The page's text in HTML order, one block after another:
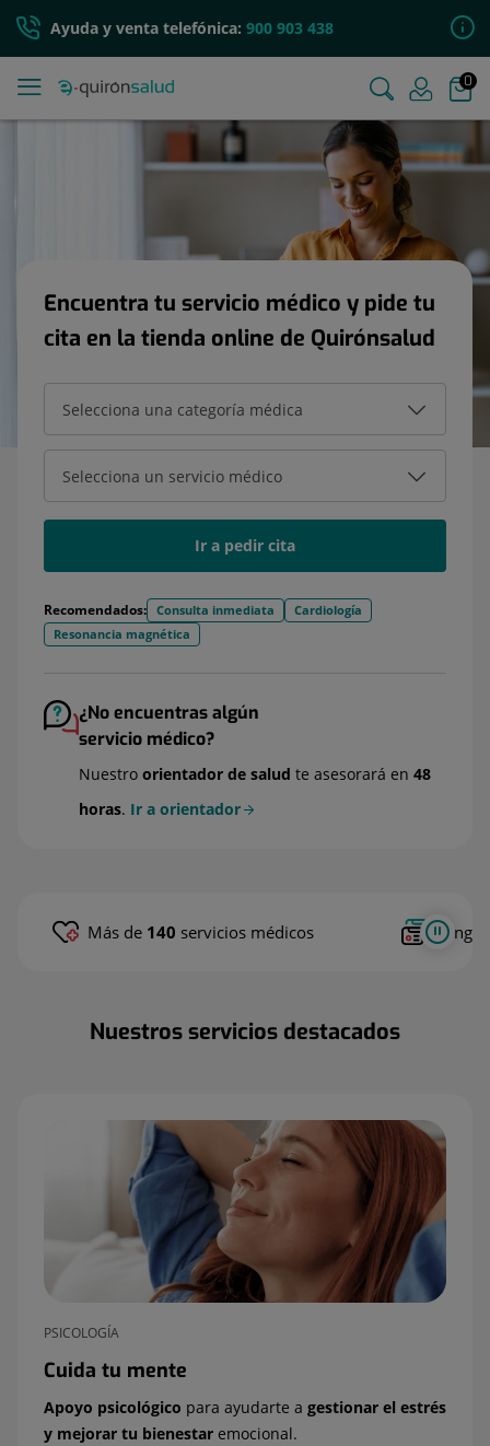
Ayuda y venta telefónica: 900 903 438
0
Encuentra tu servicio médico y pide tu
cita en la tienda online de Quirónsalud
Ir a pedir cita
Recomendados: Consulta inmediata
Cardiología
Resonancia magnética
¿No encuentras algún
servicio médico?
Nuestro orientador de salud te asesorará en 48
horas. Ir a orientador
Más de 140 servicios médicos
Nuestros servicios destacados
PSICOLOGÍA
Cuida tu mente
Apoyo psicológico para ayudarte a gestionar el estrés
y mejorar tu bienestar emocional.